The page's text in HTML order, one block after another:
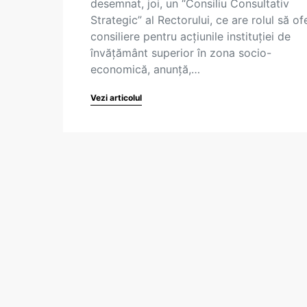
desemnat, joi, un “Consiliu Consultativ
Strategic” al Rectorului, ce are rolul să
consiliere pentru acțiunile instituției de
învățământ superior în zona socio-
economică, anunță,…
Vezi articolul